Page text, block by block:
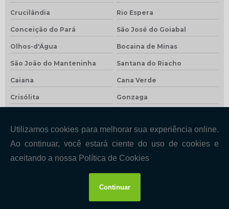
Crucilândia Rio Espera
Conceição do Pará São José do Goiabal
Olhos-d'Água Bocaina de Minas
São João do Manteninha Santana do Riacho
Caiana Cana Verde
Crisólita Gonzaga
Gurinhatã Madre de Deus de Minas
Veredinha Entre Folhas